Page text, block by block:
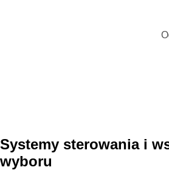
Systemy sterowania i
wyboru